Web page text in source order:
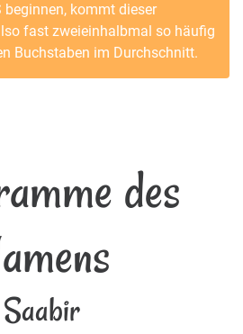
beginnen, kommt dieser
fast zweieinhalbmal so häufig
Buchstaben im Durchschnitt.
des
Saabir